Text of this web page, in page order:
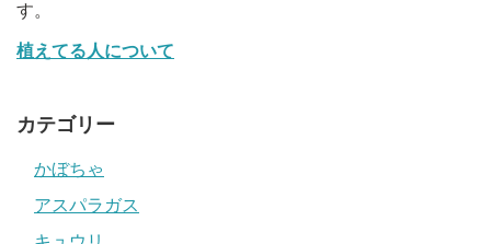
す。
植えてる人について
カテゴリー
かぼちゃ
アスパラガス